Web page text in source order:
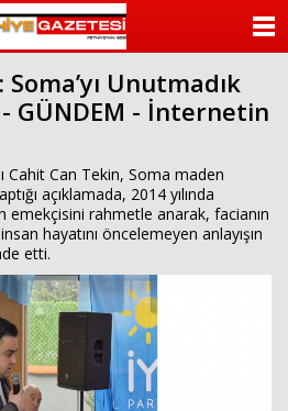
Unutmadık
GÜNDEM - İnternetin
Cahit Can Tekin, Soma maden
açıklamada, 2014 yılında
emekçisini rahmetle anarak, facianın
hayatını öncelemeyen anlayışın
etti.
KATEGORİLER
ANKETLER
FOTO GALERİ
VİDEO GALERİ
KÜNYE
İLETİŞİM